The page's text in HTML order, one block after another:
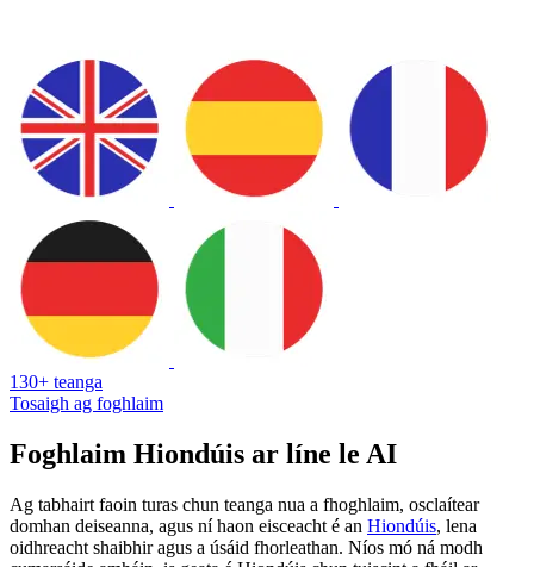
130+ teanga
Tosaigh ag foghlaim
Foghlaim Hiondúis ar líne le AI
Ag tabhairt faoin turas chun teanga nua a fhoghlaim, osclaítear
domhan deiseanna, agus ní haon eisceacht é an Hiondúis, lena
oidhreacht shaibhir agus a úsáid fhorleathan. Níos mó ná modh